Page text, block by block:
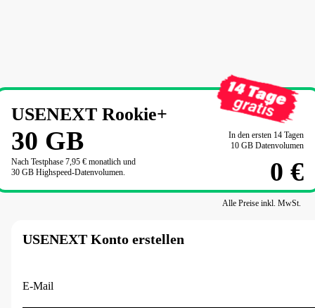
USENEXT Konto erstellen
E-Mail
USENEXT Rookie+
30 GB
In den ersten 14 Tagen
10 GB Datenvolumen
Nach Testphase 7,95 € monatlich und
30 GB Highspeed-Datenvolumen.
0 €
Alle Preise inkl. MwSt.